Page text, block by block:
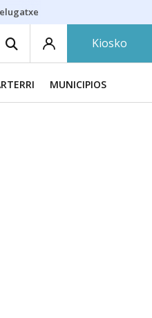
Kiosko
MUNICIPIOS